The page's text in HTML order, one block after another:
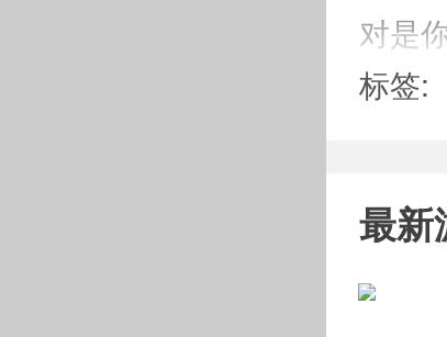
对是
标签:
最新